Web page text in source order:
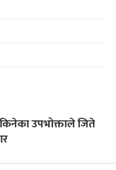
उपभोक्ताले जिते